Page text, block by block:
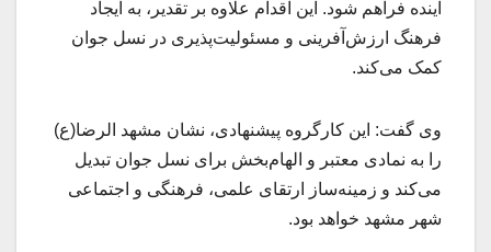
آینده فراهم شود. این اقدام علاوه بر تقدیر، به ایجاد
فرهنگ ارزش‌آفرینی و مسئولیت‌پذیری در نسل جوان
کمک می‌کند.
وی گفت: این کارگروه پیشنهادی، نشان مشهد الرضا(ع)
را به نمادی معتبر و الهام‌بخش برای نسل جوان تبدیل
می‌کند و زمینه‌ساز ارتقای علمی، فرهنگی و اجتماعی
شهر مشهد خواهد بود.